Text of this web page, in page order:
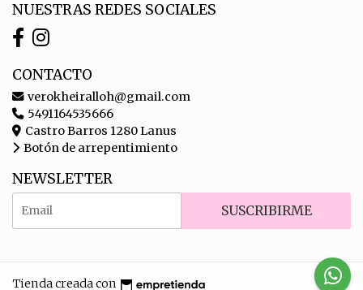
NUESTRAS REDES SOCIALES
CONTACTO
verokheiralloh@gmail.com
5491164535666
Castro Barros 1280 Lanus
Botón de arrepentimiento
NEWSLETTER
SUSCRIBIRME
Tienda creada con